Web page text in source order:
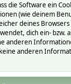
die Software ein
(wie deinem
deines
dich ein- bzw.
anderen
anderen